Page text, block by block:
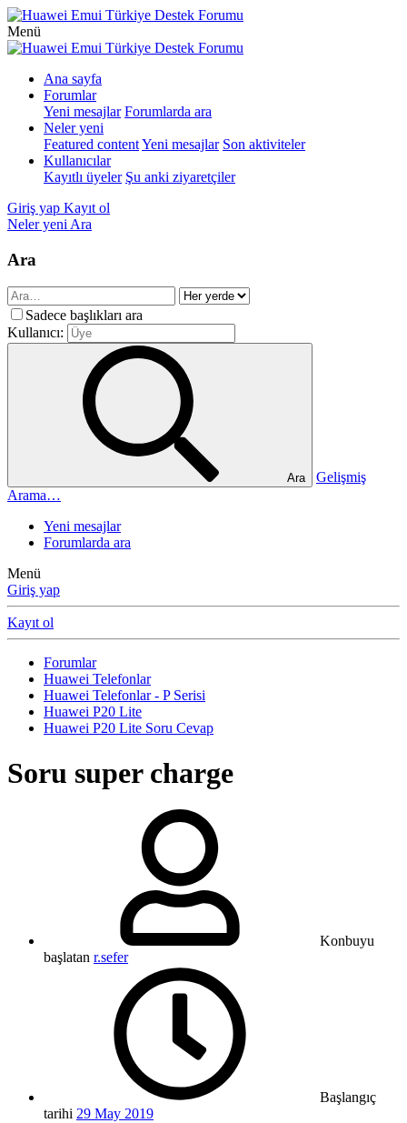
Menü
Ana sayfa
Forumlar
Yeni mesajlar Forumlarda ara
Neler yeni
Featured contentYeni mesajlar Son aktiviteler
Kullanıcılar
Kayıtlı üyeler Şu anki ziyaretçiler
Giriş yap Kayıt ol
Neler yeni Ara
Ara
Sadece başlıkları ara
Kullanıcı:
Ara
Gelişmiş
Arama…
Yeni mesajlar
Forumlarda ara
Menü
Giriş yap
Kayıt ol
Forumlar
Huawei Telefonlar
Huawei Telefonlar - P Serisi
Huawei P20 Lite
Huawei P20 Lite Soru Cevap
Soru super charge
Konbuyu
başlatan r.sefer
Başlangıç
tarihi 29 May 2019